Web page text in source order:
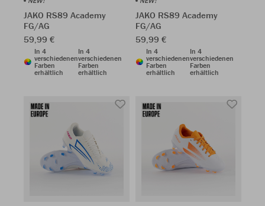
JAKO RS89 Academy
FG/AG
59,99 €
In 4
verschiedenen
Farben
erhältlich
In 4
verschiedenen
Farben
erhältlich
JAKO RS89 Academy
FG/AG
59,99 €
In 4
verschiedenen
Farben
erhältlich
In 4
verschiedenen
Farben
erhältlich